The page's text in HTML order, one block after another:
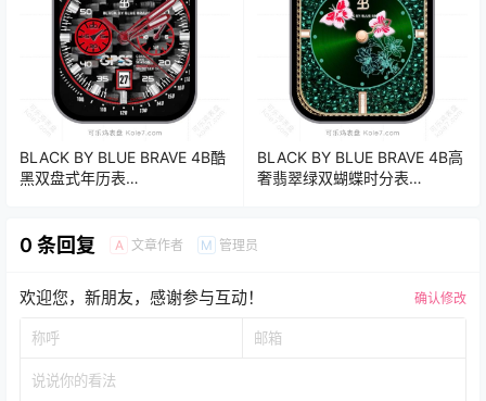
BLACK BY BLUE BRAVE 4B酷
黑双盘式年历表
BLACK BY BLUE BRAVE 4B高
奢翡翠绿双蝴蝶时分表
0 条回复 A 文章作者 M 管理员
欢迎您，新朋友，感谢参与互动！ 确认修改